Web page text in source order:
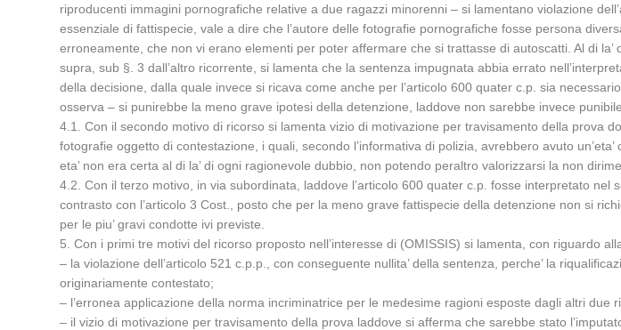
riproducenti immagini pornografiche relative a due ragazzi minorenni – si lamentano violazione
essenziale di fattispecie, vale a dire che l’autore delle fotografie pornografiche fosse persona
erroneamente, che non vi erano elementi per poter affermare che si trattasse di autoscatti. Al di
supra, sub §. 3 dall’altro ricorrente, si lamenta che la sentenza impugnata abbia errato
della decisione, dalla quale invece si ricava come anche per l’articolo 600 quater c.p. sia
osserva – si punirebbe la meno grave ipotesi della detenzione, laddove non sarebbe invece
4.1. Con il secondo motivo di ricorso si lamenta vizio di motivazione per travisamento della prova
fotografie oggetto di contestazione, i quali, secondo l’informativa di polizia, avrebbero avuto
eta’ non era certa al di la’ di ogni ragionevole dubbio, non potendo peraltro valorizzarsi la non
4.2. Con il terzo motivo, in via subordinata, laddove l’articolo 600 quater c.p. fosse interpretato
contrasto con l’articolo 3 Cost., posto che per la meno grave fattispecie della detenzione non si
per le piu’ gravi condotte ivi previste.
5. Con i primi tre motivi del ricorso proposto nell’interesse di (OMISSIS) si lamenta, con riguardo
– la violazione dell’articolo 521 c.p.p., con conseguente nullita’ della sentenza, perche’ la
originariamente contestato;
– l’erronea applicazione della norma incriminatrice per le medesime ragioni esposte dagli altri due
– il vizio di motivazione per travisamento della prova laddove si afferma che sarebbe stato